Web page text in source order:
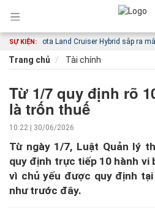
SỰ KIỆN:
Toyota Land Cruiser Hybrid sắp ra mắt thị
Trang chủ Tài chính
Từ 1/7 quy định rõ
là trốn thuế
10:22 | 30/06/2026
Từ ngày 1/7, Luật Quản lý
quy định trực tiếp 10 hành vi
vì chủ yếu được quy định
như trước đây.